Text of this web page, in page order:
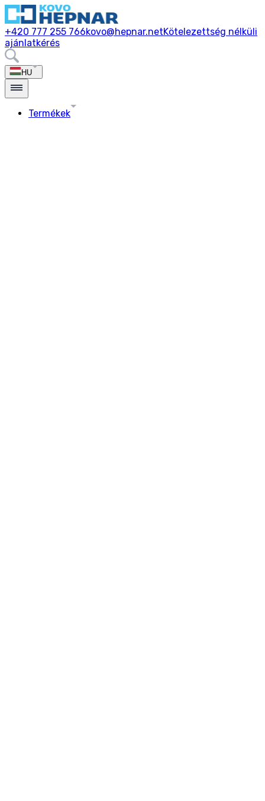
+420 777 255 766kovo@hepnar.netKötelezettség nélküli
ajánlatkérés
HU
Termékek